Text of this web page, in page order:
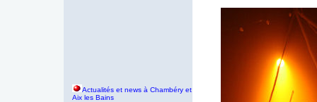
Actualités et news à Chambéry et
Aix les Bains